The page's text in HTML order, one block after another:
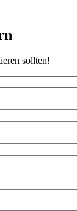
sollten!